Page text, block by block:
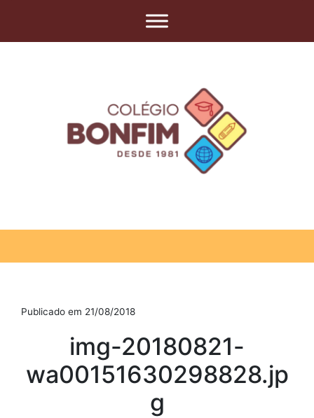
Publicado em 21/08/2018
img-20180821-
wa00151630298828.jp
g